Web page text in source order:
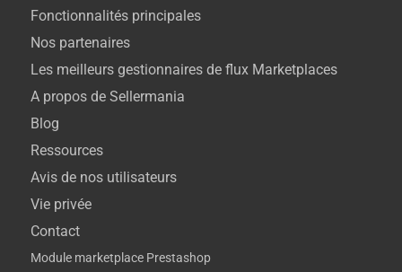
A propos de Sellermania
Blog
Ressources
Avis de nos utilisateurs
Vie privée
Contact
Fonctionnalités principales
Nos partenaires
Les meilleurs gestionnaires de flux Marketplaces
Module marketplace Prestashop